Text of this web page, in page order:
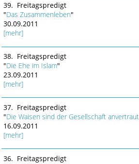
39. Freitagspredigt
"Das Zusammenleben"
30.09.2011
[mehr]
38. Freitagspredigt
"Die Ehe im Islam"
23.09.2011
[mehr]
37. Freitagspredigt
"Die Waisen sind der Gesellschaft anvertraut
16.09.2011
[mehr]
36. Freitagspredigt